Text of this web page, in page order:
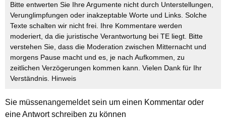
Bitte entwerten Sie Ihre Argumente nicht durch Unterstellungen,
Verunglimpfungen oder inakzeptable Worte und Links. Solche
Texte schalten wir nicht frei. Ihre Kommentare werden
moderiert, da die juristische Verantwortung bei TE liegt. Bitte
verstehen Sie, dass die Moderation zwischen Mitternacht und
morgens Pause macht und es, je nach Aufkommen, zu
zeitlichen Verzögerungen kommen kann. Vielen Dank für Ihr
Verständnis. Hinweis
Sie müssenangemeldetsein um einen Kommentar oder
eine Antwort schreiben zu können